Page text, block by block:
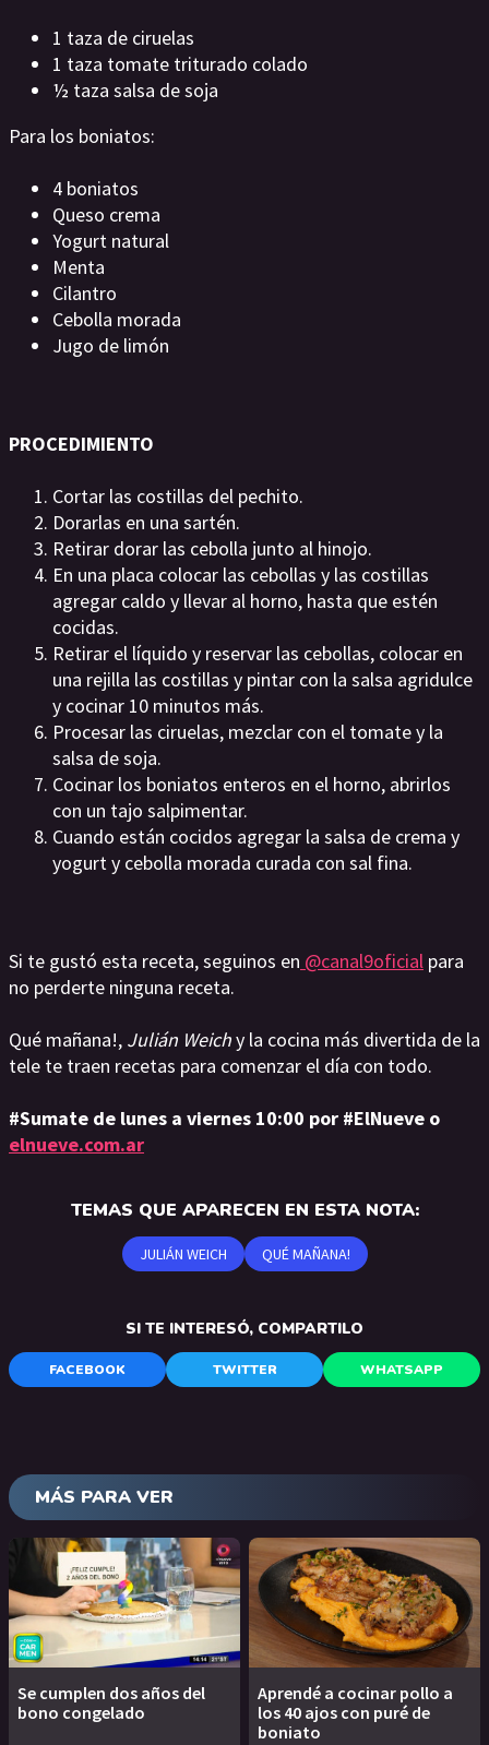
1 taza de ciruelas
1 taza tomate triturado colado
½ taza salsa de soja
Para los boniatos:
4 boniatos
Queso crema
Yogurt natural
Menta
Cilantro
Cebolla morada
Jugo de limón
PROCEDIMIENTO
Cortar las costillas del pechito.
Dorarlas en una sartén.
Retirar dorar las cebolla junto al hinojo.
En una placa colocar las cebollas y las costillas
agregar caldo y llevar al horno, hasta que estén
cocidas.
Retirar el líquido y reservar las cebollas, colocar en
una rejilla las costillas y pintar con la salsa agridulce
y cocinar 10 minutos más.
Procesar las ciruelas, mezclar con el tomate y la
salsa de soja.
Cocinar los boniatos enteros en el horno, abrirlos
con un tajo salpimentar.
Cuando están cocidos agregar la salsa de crema y
yogurt y cebolla morada curada con sal fina.
Si te gustó esta receta, seguinos en @canal9oficial para
no perderte ninguna receta.
Qué mañana!, Julián Weichy la cocina más divertida de la
tele te traen recetas para comenzar el día con todo.
#Sumate de lunes a viernes 10:00 por #ElNueve o
elnueve.com.ar
TEMAS QUE APARECEN EN ESTA NOTA:
JULIÁN WEICH QUÉ MAÑANA!
SI TE INTERESÓ, COMPARTILO
FACEBOOK TWITTER WHATSAPP
MÁS PARA VER
Se cumplen dos años del
bono congelado
Aprendé a cocinar pollo a
los 40 ajos con puré de
boniato